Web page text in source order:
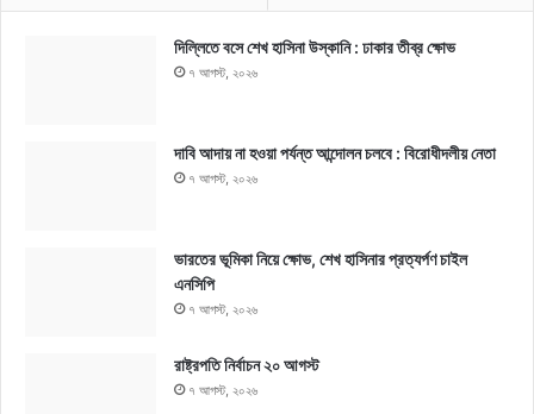
দিল্লিতে বসে শেখ হাসিনা উস্কানি : ঢাকার তীব্র ক্ষোভ
৭ আগস্ট, ২০২৬
দাবি আদায় না হওয়া পর্যন্ত আন্দোলন চলবে : বিরোধীদলীয় নেতা
৭ আগস্ট, ২০২৬
ভারতের ভূমিকা নিয়ে ক্ষোভ, শেখ হাসিনার প্রত্যর্পণ চাইল
এনসিপি
৭ আগস্ট, ২০২৬
রাষ্ট্রপতি নির্বাচন ২০ আগস্ট
৭ আগস্ট, ২০২৬